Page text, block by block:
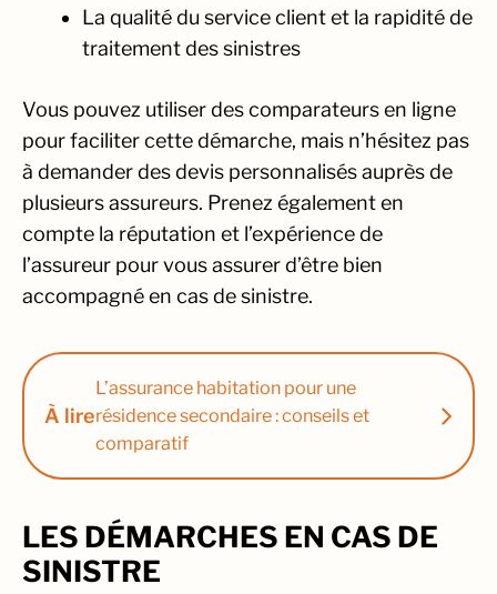
La qualité du service client et la rapidité de
traitement des sinistres
Vous pouvez utiliser des comparateurs en ligne
pour faciliter cette démarche, mais n’hésitez pas
à demander des devis personnalisés auprès de
plusieurs assureurs. Prenez également en
compte la réputation et l’expérience de
l’assureur pour vous assurer d’être bien
accompagné en cas de sinistre.
À lire
L’assurance habitation pour une
résidence secondaire : conseils et
comparatif
LES DÉMARCHES EN CAS DE
SINISTRE